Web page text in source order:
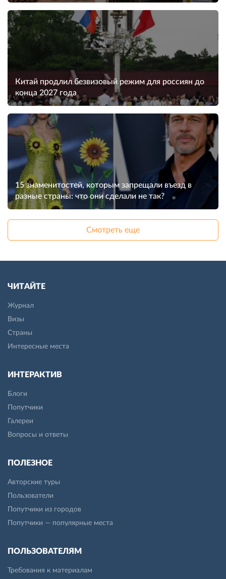
Китай продлил безвизовый режим для россиян до
конца 2027 года
15 знаменитостей, которым запрещали въезд в
разные страны: что они сделали не так?
Смотреть еще
ЧИТАЙТЕ
Журнал
Визы
Страны
Интересные места
ИНТЕРАКТИВ
Блоги
Попутчики
Галереи
Вопросы и ответы
ПОЛЕЗНОЕ
Авторские туры
Пользователи
Попутчики из городов
Попутчики — популярные места
ПОЛЬЗОВАТЕЛЯМ
Требования к материалам